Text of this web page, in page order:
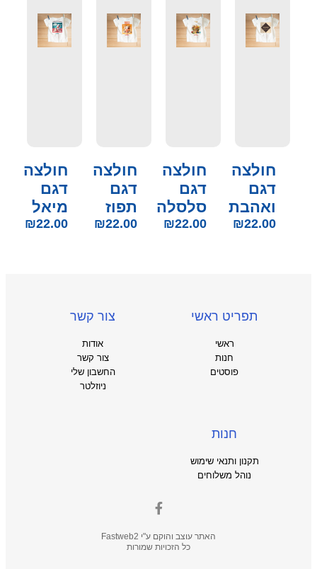
חולצה
דגם
ואהבת
₪22.00
חולצה
דגם
סלסלה
₪22.00
חולצה
דגם
תפוז
₪22.00
חולצה
דגם
מיאל
₪22.00
תפריט ראשי
ראשי
חנות
פוסטים
צור קשר
אודות
צור קשר
החשבון שלי
ניוזלטר
חנות
תקנון ותנאי שימוש
נוהל משלוחים
האתר עוצב והוקם ע"י Fastweb2
כל הזכויות שמורות